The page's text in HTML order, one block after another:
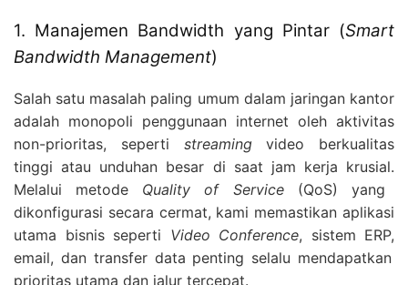
1. Manajemen Bandwidth yang Pintar (Smart
Bandwidth Management)
Salah satu masalah paling umum dalam jaringan kantor
adalah monopoli penggunaan internet oleh aktivitas
non-prioritas, seperti streamingvideo berkualitas
tinggi atau unduhan besar di saat jam kerja krusial.
Melalui metode Quality of Service(QoS) yang
dikonfigurasi secara cermat, kami memastikan aplikasi
utama bisnis seperti Video Conference, sistem ERP,
email, dan transfer data penting selalu mendapatkan
prioritas utama dan jalur tercepat.